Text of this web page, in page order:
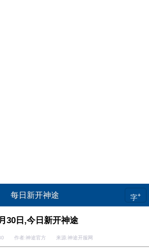
每日新开神途 字+
30日,今日新开神途
作者:神途官方 来源:神途开服网